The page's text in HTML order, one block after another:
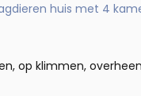
huis met 4
op klimmen,